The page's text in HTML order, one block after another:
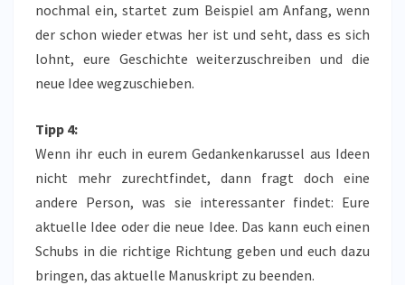
nochmal ein, startet zum Beispiel am Anfang, wenn
der schon wieder etwas her ist und seht, dass es sich
lohnt, eure Geschichte weiterzuschreiben und die
neue Idee wegzuschieben.
Tipp 4:
Wenn ihr euch in eurem Gedankenkarussel aus Ideen
nicht mehr zurechtfindet, dann fragt doch eine
andere Person, was sie interessanter findet: Eure
aktuelle Idee oder die neue Idee. Das kann euch einen
Schubs in die richtige Richtung geben und euch dazu
bringen, das aktuelle Manuskript zu beenden.